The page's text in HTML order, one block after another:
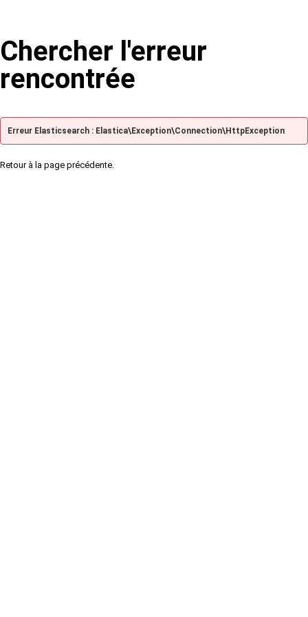
Chercher l'erreur
rencontrée
Erreur Elasticsearch : Elastica\Exception\Connection\HttpException
Retour à la page précédente.